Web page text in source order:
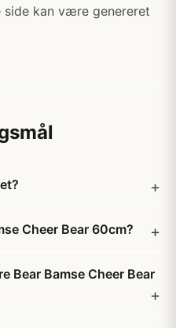
side kan være genereret
Cheer Bear 60cm?
Bear Bamse Cheer Bear